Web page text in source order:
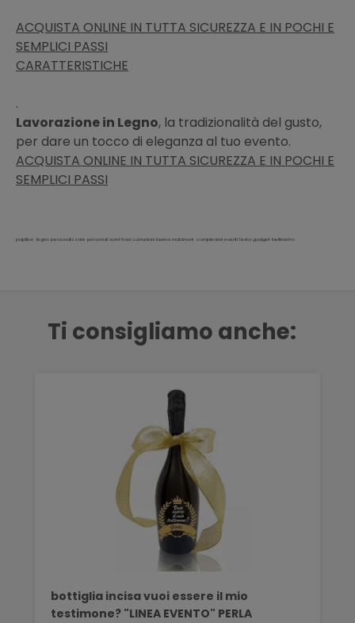
ACQUISTA ONLINE IN TUTTA SICUREZZA E IN POCHI E
SEMPLICI PASSI
CARATTERISTICHE
.
Lavorazione in Legno, la tradizionalità del gusto,
per dare un tocco di eleganza al tuo evento.
ACQUISTA ONLINE IN TUTTA SICUREZZA E IN POCHI E
SEMPLICI PASSI
papillon legno personalizzare personali nomi frasi comunioni laurea matrimoni compleanni eventi festa gadget bellinvetro
Ti consigliamo anche:
bottiglia incisa vuoi essere il mio
testimone? "LINEA EVENTO" PERLA